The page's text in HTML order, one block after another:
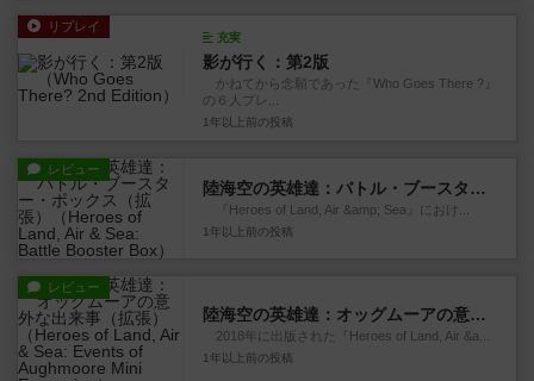
リプレイ
充実
影が行く：第2版
かねてから念願であった『Who Goes There ?』
の６人プレ...
1年以上前 の投稿
レビュー
陸海空の英雄達：バトル・ブースター・ボックス（拡張）
『Heroes of Land, Air &amp; Sea』におけ...
1年以上前 の投稿
レビュー
陸海空の英雄達：オッグムーアの意外な出来事（拡張）
2018年に出版された『Heroes of Land, Air &a...
1年以上前 の投稿